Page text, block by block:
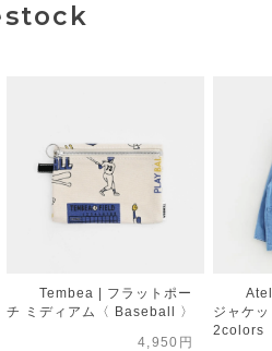
Tembea | フラットポー
チ ミディアム〈 Baseball 〉
4,950円
ジャケ
2colors